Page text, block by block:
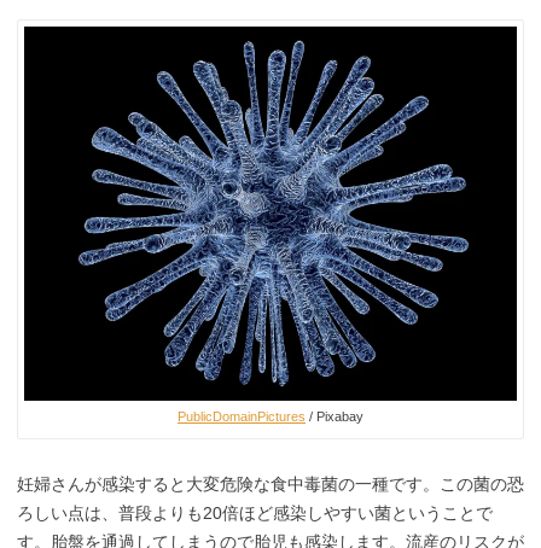
PublicDomainPictures / Pixabay
妊婦さんが感染すると大変危険な食中毒菌の一種です。この菌の恐
ろしい点は、普段よりも20倍ほど感染しやすい菌ということで
す。胎盤を通過してしまうので胎児も感染します。流産のリスクが